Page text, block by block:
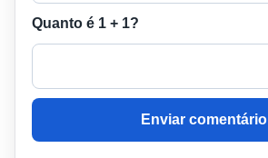
Quanto é 1 + 1?
Enviar comentário